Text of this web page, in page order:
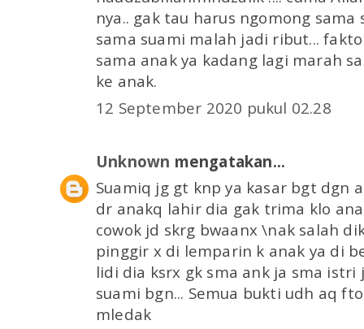
nya.. gak tau harus ngomong sama
sama suami malah jadi ribut...
sama anak ya kadang lagi marah
ke anak.
12 September 2020 pukul 02.28
Unknown mengatakan...
Suamiq jg gt knp ya kasar bgt dgn
dr anakq lahir dia gak trima klo
cowok jd skrg bwaanx \nak salah
pinggir x di lemparin k anak ya di
lidi dia ksrx gk sma ank ja sma
suami bgn... Semua bukti udh aq
mledak